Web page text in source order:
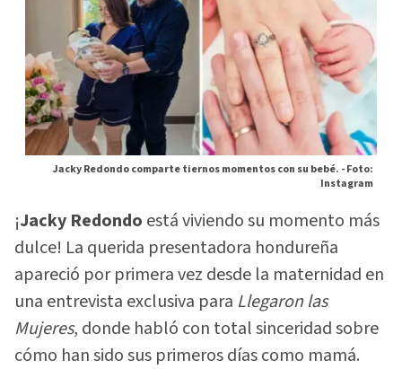
Jacky Redondo comparte tiernos momentos con su bebé. -Foto:
Instagram
¡Jacky Redondo está viviendo su momento más
dulce! La querida presentadora hondureña
apareció por primera vez desde la maternidad en
una entrevista exclusiva para Llegaron las
Mujeres, donde habló con total sinceridad sobre
cómo han sido sus primeros días como mamá.